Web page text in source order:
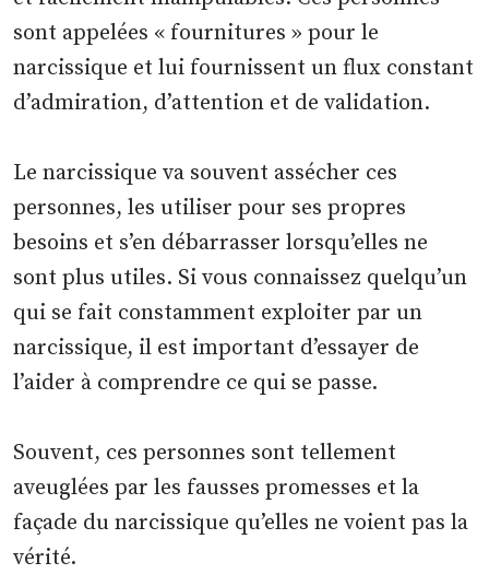
sont appelées « fournitures » pour le
narcissique et lui fournissent un flux constant
d’admiration, d’attention et de validation.
Le narcissique va souvent assécher ces
personnes, les utiliser pour ses propres
besoins et s’en débarrasser lorsqu’elles ne
sont plus utiles. Si vous connaissez quelqu’un
qui se fait constamment exploiter par un
narcissique, il est important d’essayer de
l’aider à comprendre ce qui se passe.
Souvent, ces personnes sont tellement
aveuglées par les fausses promesses et la
façade du narcissique qu’elles ne voient pas la
vérité.